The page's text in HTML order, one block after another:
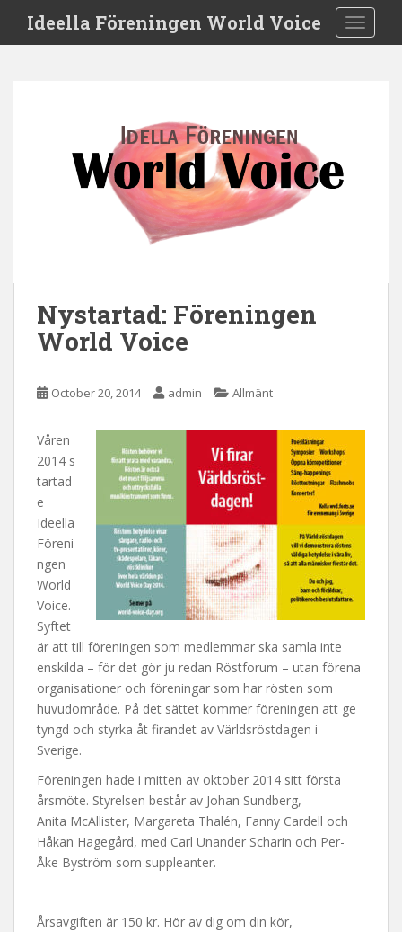
i
Ideella Föreningen World Voice
Nystartad: Föreningen
World Voice
October 20, 2014 admin Allmänt
Våren
2014 s
tartad
e
Ideella
Föreni
ngen
World
Voice.
Syftet
är att till föreningen som medlemmar ska samla inte
enskilda – för det gör ju redan Röstforum – utan förena
organisationer och föreningar som har rösten som
huvudområde. På det sättet kommer föreningen att ge
tyngd och styrka åt firandet av Världsröstdagen i
Sverige.
Föreningen hade i mitten av oktober 2014 sitt första
årsmöte. Styrelsen består av Johan Sundberg,
Anita McAllister, Margareta Thalén, Fanny Cardell och
Håkan Hagegård, med Carl Unander Scharin och Per-
Åke Byström som suppleanter.
Årsavgiften är 150 kr. Hör av dig om din kör,